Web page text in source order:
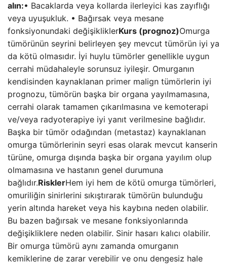
alın:• Bacaklarda veya kollarda ilerleyici kas zayıflığı
veya uyuşukluk. • Bağırsak veya mesane
fonksiyonundaki değişikliklerKurs (prognoz)Omurga
tümörünün seyrini belirleyen şey mevcut tümörün iyi ya
da kötü olmasıdır. İyi huylu tümörler genellikle uygun
cerrahi müdahaleyle sorunsuz iyileşir. Omurganın
kendisinden kaynaklanan primer malign tümörlerin iyi
prognozu, tümörün başka bir organa yayılmamasına,
cerrahi olarak tamamen çıkarılmasına ve kemoterapi
ve/veya radyoterapiye iyi yanıt verilmesine bağlıdır.
Başka bir tümör odağından (metastaz) kaynaklanan
omurga tümörlerinin seyri esas olarak mevcut kanserin
türüne, omurga dışında başka bir organa yayılım olup
olmamasına ve hastanın genel durumuna
bağlıdır.RisklerHem iyi hem de kötü omurga tümörleri,
omuriliğin sinirlerini sıkıştırarak tümörün bulunduğu
yerin altında hareket veya his kaybına neden olabilir.
Bu bazen bağırsak ve mesane fonksiyonlarında
değişikliklere neden olabilir. Sinir hasarı kalıcı olabilir.
Bir omurga tümörü aynı zamanda omurganın
kemiklerine de zarar verebilir ve onu dengesiz hale